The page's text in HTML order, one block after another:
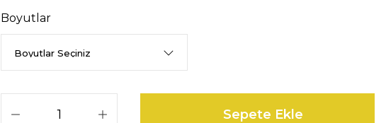
Boyutlar
Sepete Ekle